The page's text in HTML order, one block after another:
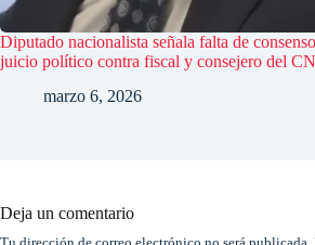
Diputado nacionalista señala falta de
juicio político contra fiscal y consejero del
marzo 6, 2026
Deja un comentario